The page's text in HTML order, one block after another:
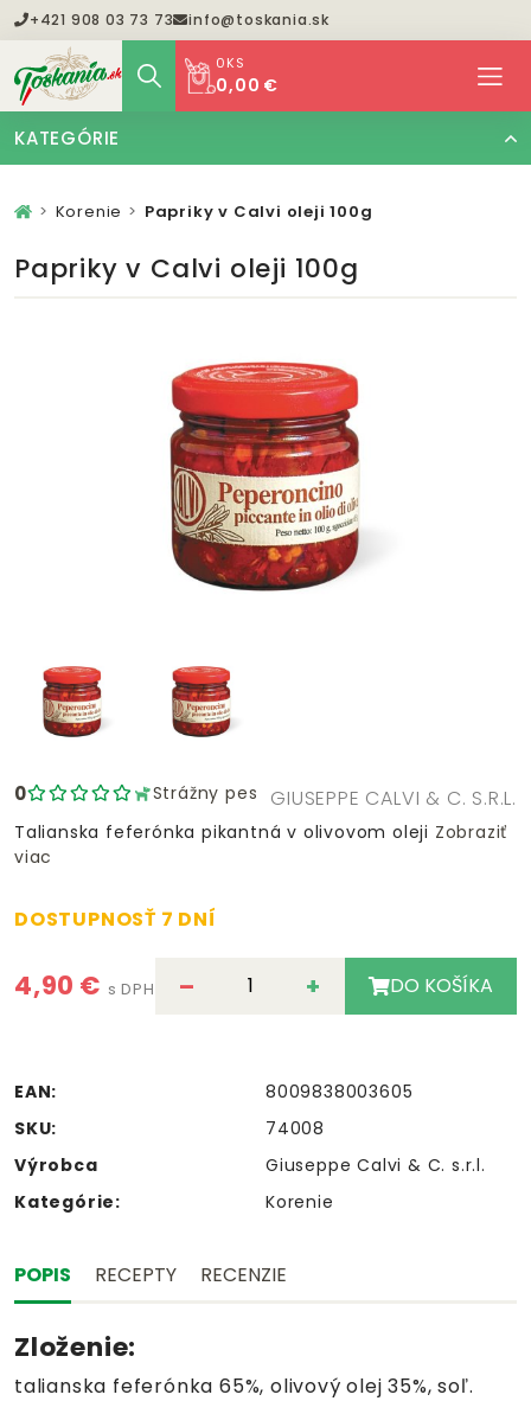
+421 908 03 73 73 info@toskania.sk
0KS
0,00 €
KATEGÓRIE
Korenie Papriky v Calvi oleji 100g
Papriky v Calvi oleji 100g
0 Strážny pes GIUSEPPE CALVI & C. S.R.L.
Talianska feferónka pikantná v olivovom oleji Zobraziť
viac
DOSTUPNOSŤ 7 DNÍ
4,90 € s DPH – + DO KOŠÍKA
EAN:
8009838003605
SKU:
74008
Výrobca
Giuseppe Calvi & C. s.r.l.
Kategórie:
Korenie
POPIS RECEPTY RECENZIE
Zloženie:
talianska feferónka 65%, olivový olej 35%, soľ.